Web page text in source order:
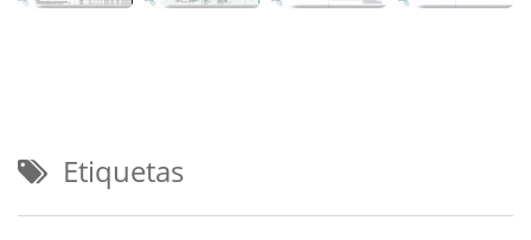
Etiquetas